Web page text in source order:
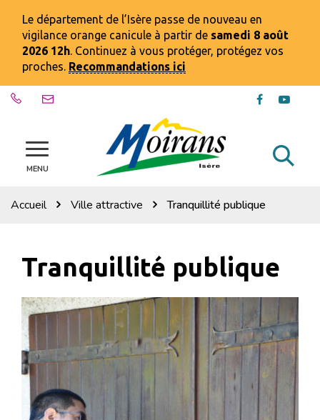
Le département de l’Isère passe de nouveau en
vigilance orange canicule à partir de samedi 8 août
2026 12h. Continuez à vous protéger, protégez vos
proches. Recommandations ici
Lien
compte
Facebook
MENU
officiel
la
Accueil Ville attractive Tranquillité publique
Tranquillité publique